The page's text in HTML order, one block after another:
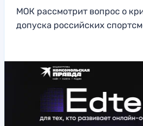
МОК рассмотрит вопрос о
допуска российских